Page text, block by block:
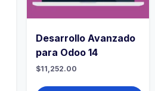
Desarrollo Avanzado
para Odoo 14
$11,252.00